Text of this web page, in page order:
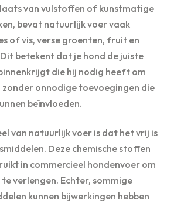
van vulstoffen of kunstmatige
bevat natuurlijk voer vaak
of vis, verse groenten, fruit en
betekent dat je hond de juiste
die hij nodig heeft om
zonder onnodige toevoegingen die
beïnvloeden.
van natuurlijk voer is dat het vrij is
Deze chemische stoffen
in commercieel hondenvoer om
verlengen. Echter, sommige
kunnen bijwerkingen hebben